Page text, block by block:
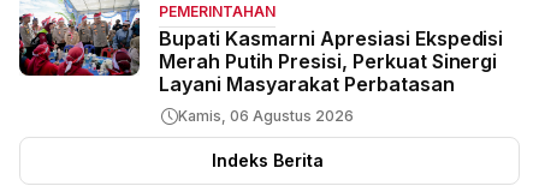
PEMERINTAHAN
Bupati Kasmarni Apresiasi Ekspedisi
Merah Putih Presisi, Perkuat Sinergi
Layani Masyarakat Perbatasan
Kamis, 06 Agustus 2026
Indeks Berita